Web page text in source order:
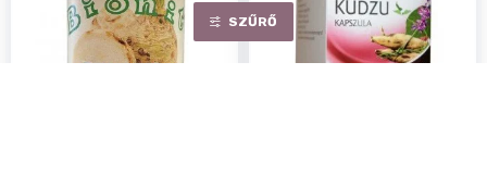
SZŰRŐ